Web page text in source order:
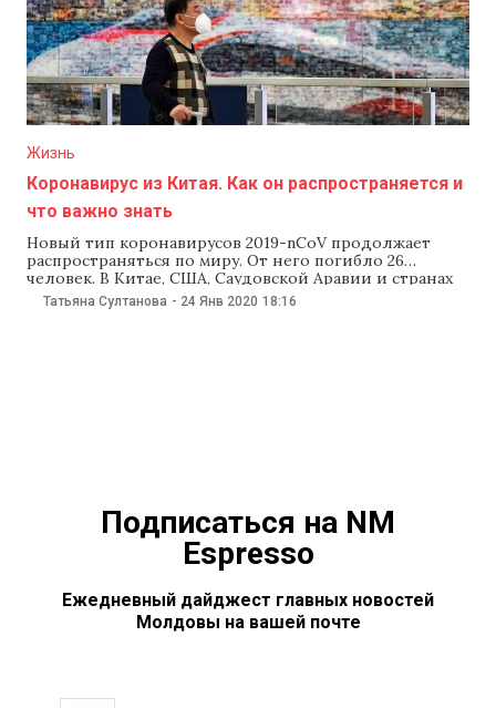
Жизнь
Коронавирус из Китая. Как он распространяется и
что важно знать
Новый тип коронавирусов 2019-nCoV продолжает
распространяться по миру. От него погибло 26
человек. В Китае, США, Саудовской Аравии и странах
Юго-Восточной Азии подтвердили более 800 случаев
заражения. В Молдове одного человека после
Татьяна Султанова - 24 Янв 2020 18:16
Подписаться на NM
Espresso
Ежедневный дайджест главных новостей
Молдовы на вашей почте